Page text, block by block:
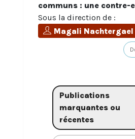
communs : une contre-
Sous la direction de :
Magali Nachtergael
Publications
marquantes ou
récentes